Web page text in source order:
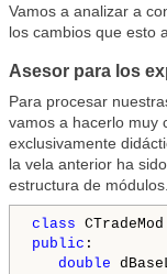
Vamos a analizar a
los cambios que esto
Asesor para los
Para procesar
vamos a hacerlo muy
exclusivamente
la vela anterior ha
estructura de
class
public :
double